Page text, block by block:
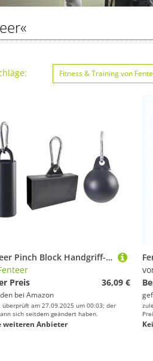
Fitness & Training von
Fenteer Pinch Block Handgriff-Set, Handstärkungsgerät, robuste Ausrüstung, Fingertrainer zum Klettern für Klimmzugstangen-Kletterer
Preis
36,09 €
bei Amazon
überprüft am 27.09.2025 um 00:03; der
sich seitdem geändert haben.
weiteren Anbieter